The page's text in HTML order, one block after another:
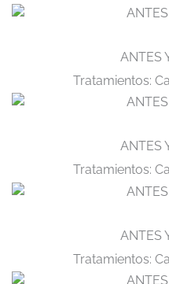
ANTES
Tratamientos:
ANTES
Tratamientos:
ANTES
Tratamientos: